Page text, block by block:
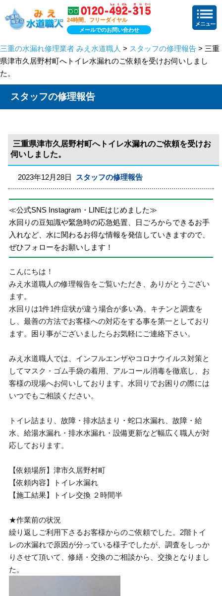
24時間、フリーダイヤル
メールでのお問い合わせ
三重の水漏れ修理業者 みえ水道職人 > スタッフの修理報告 > 三重
県津市久居野村町へトイレ水漏れのご依頼を受けお伺いしまし
た。
スタッフの修理報告
三重県津市久居野村町へトイレ水漏れのご依頼を受けお
伺いしました。
2023年12月28日 スタッフの修理報告
≪公式SNS Instagram・LINEはじめました≫
水回りの豆知識や緊急時の応急処置、日ごろからできるお手
入れなど、水に関わるお得な情報を発信していきますので、
ぜひフォローをお願いします！
こんにちは！
みえ水道職人の修理報告をご覧いただき、ありがとうござい
ます。
水回りは1件1件症状が違う場合が多い為、キチンと調査を
し、最善の方法でお客様への対応をする事を第一としており
ます。困り事がございましたらお気軽にご連絡下さい。
みえ水道職人では、インフルエンザやコロナウイルス対策と
してマスク・ゴム手袋の着用、アルコール消毒を徹底し、お
客様の現場へお伺いしております。水回りでお困りの際には
いつでもご相談ください。
トイレ詰まり、故障・排水詰まり・蛇口水漏れ、故障・給
水、給湯水漏れ・排水水漏れ・設備更新など幅広く職人が対
応しております。
【依頼場所】津市久居野村町
【依頼内容】トイレ水漏れ
【施工結果】トイレ交換 ２時間半
★作業前の状況
繰り返しご利用下さるお客様からのご依頼でした。2階トイ
レの水漏れで原因が分っている様子でしたが、調査をしっか
りさせて頂いて、修繕・交換のご相談から、交換となりまし
た。